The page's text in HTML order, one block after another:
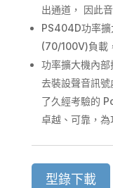
出通道， 因此
PS404D功率擴
(70/100V)負載
功率擴大機內
去裝設聲音訊
了久經考驗的
卓越、可靠，
型錄下載